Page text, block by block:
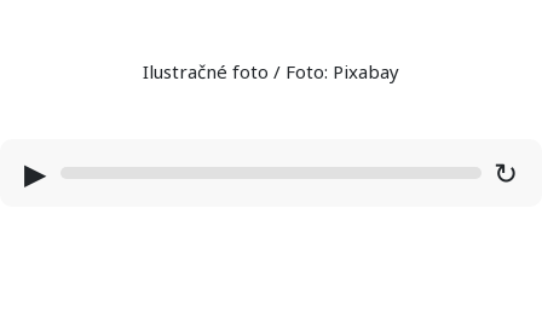
Ilustračné foto / Foto: Pixabay
▶ ↻